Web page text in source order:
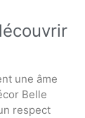
une âme
Belle
respect